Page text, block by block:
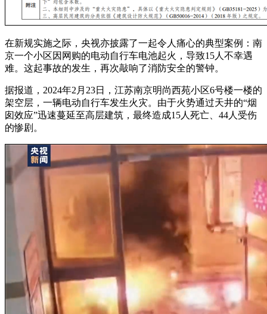
在新规实施之际，央视亦披露了一起令人痛心的典型案例：南
京一个小区因网购的电动自行车电池起火，导致15人不幸遇
难。这起事故的发生，再次敲响了消防安全的警钟。
据报道，2024年2月23日，江苏南京明尚西苑小区6号楼一楼的
架空层，一辆电动自行车发生火灾。由于火势通过天井的“烟
囱效应”迅速蔓延至高层建筑，最终造成15人死亡、44人受伤
的惨剧。